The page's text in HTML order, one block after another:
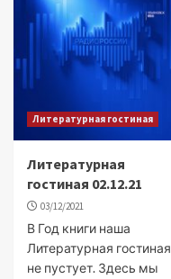
Литературная гостиная
Литературная
гостиная 02.12.21
03/12/2021
В Год книги наша
Литературная гостиная
не пустует. Здесь мы